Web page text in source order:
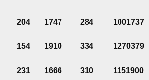
204 1747 284 1001737
154 1910 334 1270379
231 1666 310 1151900